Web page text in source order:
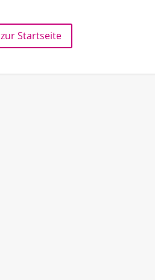
zur Startseite